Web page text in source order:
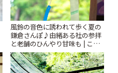
風鈴の音色に誘われて歩く夏の
鎌倉さんぽ♪由緒ある社の参拝
と老舗のひんやり甘味も | こと
りっぷ